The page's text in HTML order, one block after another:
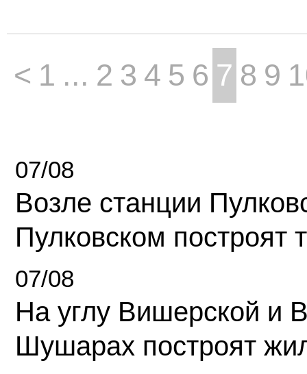
< 1 ... 2 3 4 5 6 7 8 9
07/08
Возле станции
Пулковском построят
07/08
На углу Вишерской и
Шушарах построят